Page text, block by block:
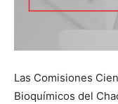
Las Comisiones
Bioquímicos del